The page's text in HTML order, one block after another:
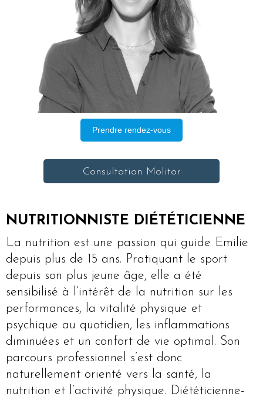
Prendre rendez-vous
Consultation Molitor
NUTRITIONNISTE DIÉTÉTICIENNE
La nutrition est une passion qui guide Emilie
depuis plus de 15 ans. Pratiquant le sport
depuis son plus jeune âge, elle a été
sensibilisé à l’intérêt de la nutrition sur les
performances, la vitalité physique et
psychique au quotidien, les inflammations
diminuées et un confort de vie optimal. Son
parcours professionnel s’est donc
naturellement orienté vers la santé, la
nutrition et l’activité physique. Diététicienne-